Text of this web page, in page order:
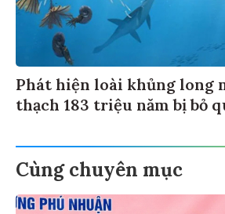
Phát hiện loài khủng long
thạch 183 triệu năm bị bỏ
Cùng chuyên mục